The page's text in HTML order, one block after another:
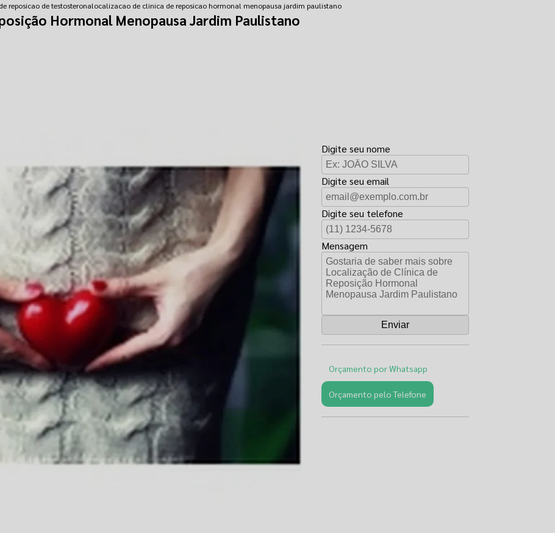
reposicao de testosteronalocalizacao de clinica de reposicao hormonal menopausa jardim paulistano
Hormonal Menopausa Jardim Paulistano
Digite seu nome
Digite seu email
Digite seu telefone
Mensagem
Orçamento por Whatsapp
Orçamento pelo Telefone